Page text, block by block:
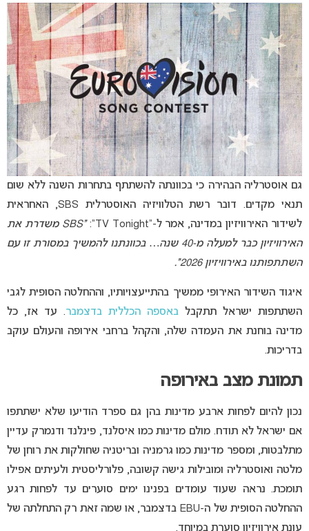
גם אוסטרליה הבהירה כי בכוונתה להשתתף בתחרות השנה ללא שום
תנאי מקדים. דובר רשת הטלוויזיה האוסטרלית SBS, האחראית
לשידור האירוויזיון במדינה, אמר ל-“TV Tonight”:
“‏SBS משדרת את
האירוויזיון כבר למעלה מ-40 שנה… בכוונתנו להמשיך במסורת זו עם
השתתפותנו באירוויזיון 2026”.
איגוד השידור האירופי ממשיך בהתייעצויותיו, וההחלטה הסופית לגבי
השתתפות ישראל תתקבל באספה הכללית בדצמבר. עד אז, כל
מדינה בוחנת את העמדה שלה, והקהל ברחבי אירופה והעולם עוקב
בדריכות.
תמונת מצב באירופה
נכון להיום לפחות ארבע מדינות בהן גם ספרד הודיעו שלא ישתתפו
אם ישראל לא תודח. מולם מדינות כמו איסלנד, פינלנד ודנמרק עדיין
מתלבטות, ומספר מדינות כמו גרמניה ובריטניה שחולקות את רוחן של
מלטה ואוסטרליה ומובילות גישה קשובה, פלורליסטית ולעיתים אפילו
תומכת. נראה שעוד עומדים בפנינו ימים סוערים עד לפחות רגע
ההחלטה הסופית של ה-EBU בדצמבר, או שמה זאת רק התחלתה של
עונת אירוויזיון סוערת במיוחד.